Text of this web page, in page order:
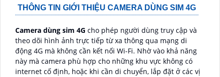
THÔNG TIN GIỚI THIỆU CAMERA DÙNG SIM 4G
Camera dùng sim 4G cho phép người dùng truy cập và
theo dõi hình ảnh trực tiếp từ xa thông qua mạng di
động 4G mà không cần kết nối Wi-Fi. Nhờ vào khả năng
này mà camera phù hợp cho những khu vực không có
internet cố định, hoặc khi cần di chuyển, lắp đặt ở các vị